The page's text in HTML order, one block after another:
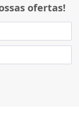
ofertas!